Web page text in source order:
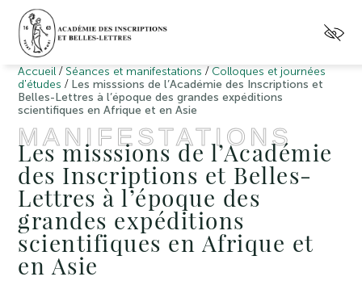
Accueil / Séances et manifestations / Colloques et journées
d'études / Les misssions de l’Académie des Inscriptions et
Belles-Lettres à l’époque des grandes expéditions
scientifiques en Afrique et en Asie
MANIFESTATIONS
Les misssions de l’Académie
des Inscriptions et Belles-
Lettres à l’époque des
grandes expéditions
scientifiques en Afrique et
en Asie